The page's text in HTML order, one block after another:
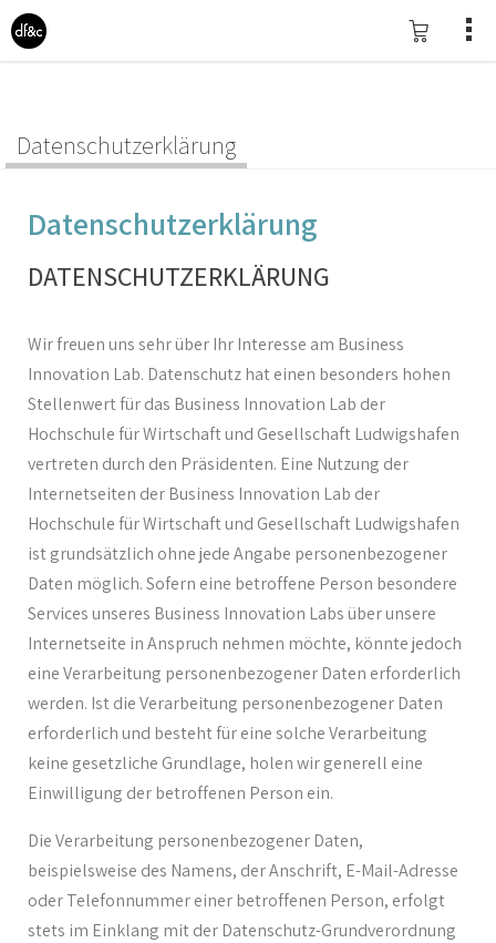
Datenschutzerklärung
Datenschutzerklärung
DATENSCHUTZERKLÄRUNG
Wir freuen uns sehr über Ihr Interesse am Business
Innovation Lab. Datenschutz hat einen besonders hohen
Stellenwert für das Business Innovation Lab der
Hochschule für Wirtschaft und Gesellschaft Ludwigshafen
vertreten durch den Präsidenten. Eine Nutzung der
Internetseiten der Business Innovation Lab der
Hochschule für Wirtschaft und Gesellschaft Ludwigshafen
ist grundsätzlich ohne jede Angabe personenbezogener
Daten möglich. Sofern eine betroffene Person besondere
Services unseres Business Innovation Labs über unsere
Internetseite in Anspruch nehmen möchte, könnte jedoch
eine Verarbeitung personenbezogener Daten erforderlich
werden. Ist die Verarbeitung personenbezogener Daten
erforderlich und besteht für eine solche Verarbeitung
keine gesetzliche Grundlage, holen wir generell eine
Einwilligung der betroffenen Person ein.
Die Verarbeitung personenbezogener Daten,
beispielsweise des Namens, der Anschrift, E-Mail-Adresse
oder Telefonnummer einer betroffenen Person, erfolgt
stets im Einklang mit der Datenschutz-Grundverordnung